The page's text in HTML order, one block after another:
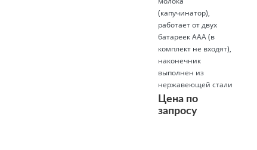
(капучинатор),
работает от двух
батареек AAA (в
комплект не входят),
наконечник
выполнен из
нержавеющей стали
Цена по
запросу